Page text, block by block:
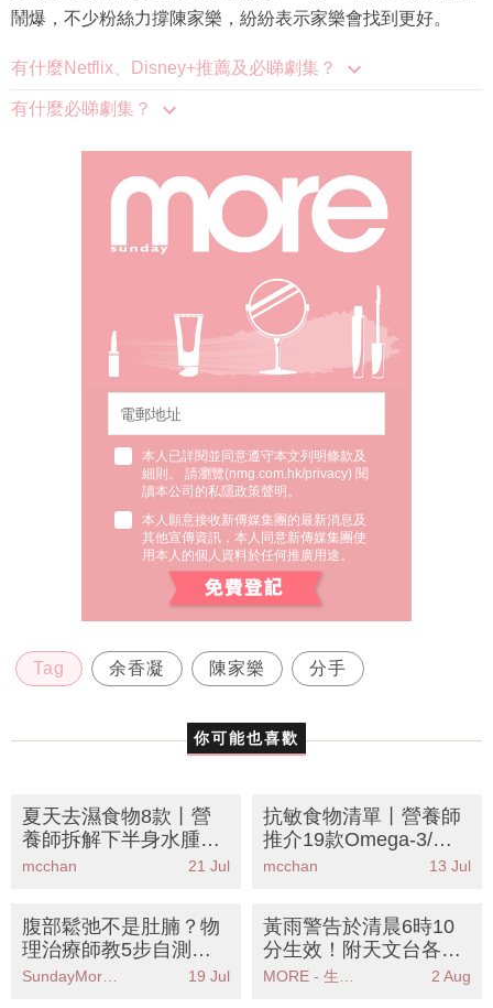
鬧爆，不少粉絲力撐陳家樂，紛紛表示家樂會找到更好。
有什麼Netflix、Disney+推薦及必睇劇集？
有什麼必睇劇集？
本人已詳閱並同意遵守本文列明條款及
細則。 請瀏覽(nmg.com.hk/privacy) 閱
讀本公司的私隱政策聲明。
本人願意接收新傳媒集團的最新消息及
其他宣傳資訊，本人同意新傳媒集團使
用本人的個人資料於任何推廣用途。
Tag 余香凝 陳家樂 分手
你可能也喜歡
夏天去濕食物8款丨營
養師拆解下半身水腫餐
單
mcchan 21 Jul
抗敏食物清單丨營養師
推介19款Omega-3/鋅/
維他命D食物 擊退濕疹
mcchan 13 Jul
腹部鬆弛不是肚腩？物
理治療師教5步自測腹
直肌分離 附核心改善運
19 Jul
黃雨警告於清晨6時10
分生效！附天文台各區
雨量分佈圖
2 Aug